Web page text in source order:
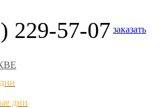
229-57-07 заказать
дни